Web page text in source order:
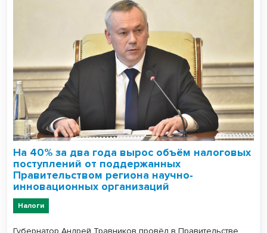
На 40% за два года вырос объём налоговых
поступлений от поддержанных
Правительством региона научно-
инновационных организаций
Налоги